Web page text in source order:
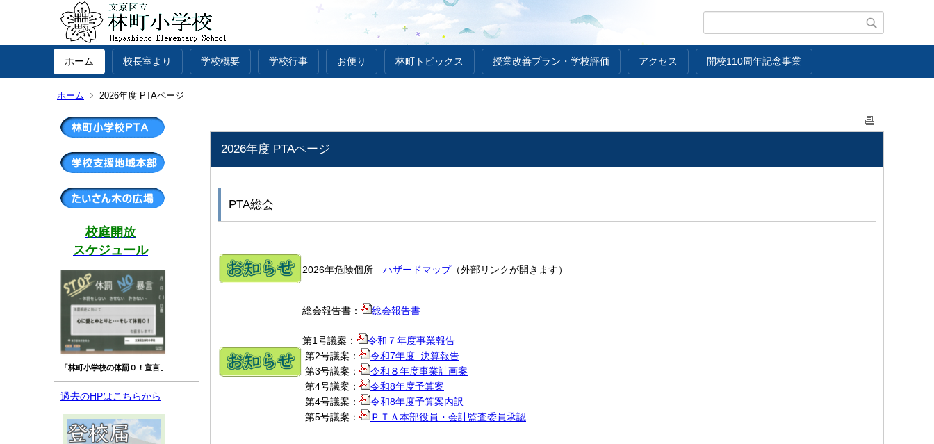
ホーム 校長室より 学校概要 学校行事 お便り 林町トピックス 授業改善プラン・学校評価 アクセス 開校110周年記念事業
ホーム 2026年度 PTAページ
校庭開放
スケジュール
「林町小学校の体罰０！宣言」
過去のHPはこちらから
2026年度 PTAページ
PTA総会
2026年危険個所 ハザードマップ（外部リンクが開きます）
総会報告書： 総会報告書
第1号議案：
令和７年度事業報告
第2号議案：
令和7年度_決算報告
第3号議案：
令和８年度事業計画案
第4号議案：
令和8年度予算案
第4号議案：
令和8年度予算案内訳
第5号議案：
ＰＴＡ本部役員・会計監査委員承認